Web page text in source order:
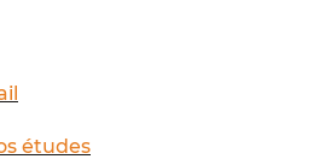
études